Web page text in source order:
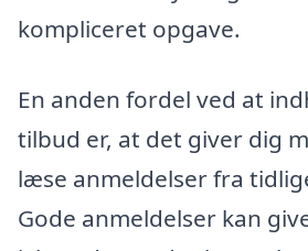
kompliceret opgave.
En anden fordel ved at
tilbud er, at det giver dig
læse anmeldelser fra
Gode anmeldelser kan